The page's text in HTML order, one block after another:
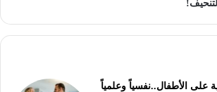
على الأطفال..نفسياً وعلمياً